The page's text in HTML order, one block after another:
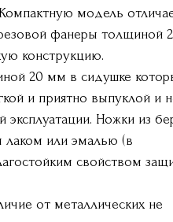
модель
фанеры толщиной
конструкцию.
20 мм в сидушке
и приятно выпуклой и
эксплуатации. Ножки из
или эмалью (в
свойством
от металлических не